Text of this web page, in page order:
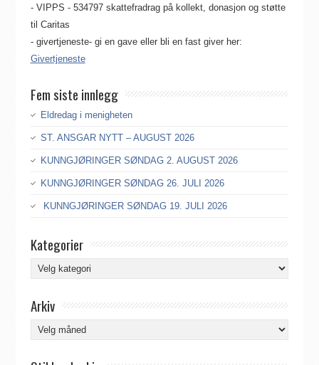
- VIPPS - 534797 skattefradrag på kollekt, donasjon og støtte
til Caritas
- givertjeneste- gi en gave eller bli en fast giver her:
Givertjeneste
Fem siste innlegg
Eldredag i menigheten
ST. ANSGAR NYTT – AUGUST 2026
KUNNGJØRINGER SØNDAG 2. AUGUST 2026
KUNNGJØRINGER SØNDAG 26. JULI 2026
KUNNGJØRINGER SØNDAG 19. JULI 2026
Kategorier
Kategorier
Arkiv
Arkiv